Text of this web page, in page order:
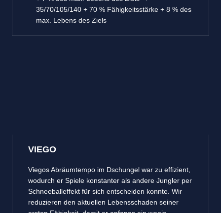
35/70/105/140 + 70 % Fähigkeitsstärke + 8 % des
max. Lebens des Ziels
VIEGO
Viegos Abräumtempo im Dschungel war zu effizient,
wodurch er Spiele konstanter als andere Jungler per
Schneeballeffekt für sich entscheiden konnte. Wir
reduzieren den aktuellen Lebensschaden seiner